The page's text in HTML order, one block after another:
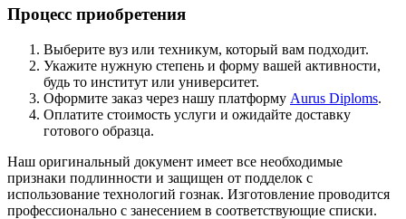
Процесс приобретения
Выберите вуз или техникум, который вам подходит.
Укажите нужную степень и форму вашей активности,
будь то институт или университет.
Оформите заказ через нашу платформу Aurus Diploms.
Оплатите стоимость услуги и ожидайте доставку
готового образца.
Наш оригинальный документ имеет все необходимые
признаки подлинности и защищен от подделок с
использование технологий гознак. Изготовление проводится
профессионально с занесением в соответствующие списки.